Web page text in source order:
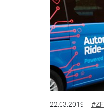
22.03.2019 #ZF